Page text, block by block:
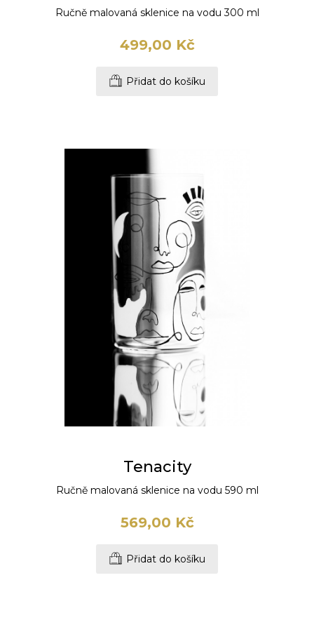
Ručně malovaná sklenice na vodu 300 ml
499,00 Kč
Přidat do košíku
Tenacity
Ručně malovaná sklenice na vodu 590 ml
569,00 Kč
Přidat do košíku